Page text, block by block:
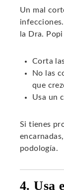
Un mal
la Dra.
Corta
No las
que
Usa un
Si tienes
podología.
4. Usa